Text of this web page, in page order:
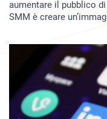
aumentare il pubblico
SMM è creare